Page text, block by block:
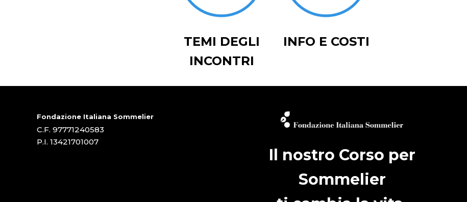
TEMI DEGLI
INCONTRI
INFO E COSTI
Fondazione Italiana Sommelier
C.F. 97771240583
P.I. 13421701007
Il nostro Corso per
Sommelier